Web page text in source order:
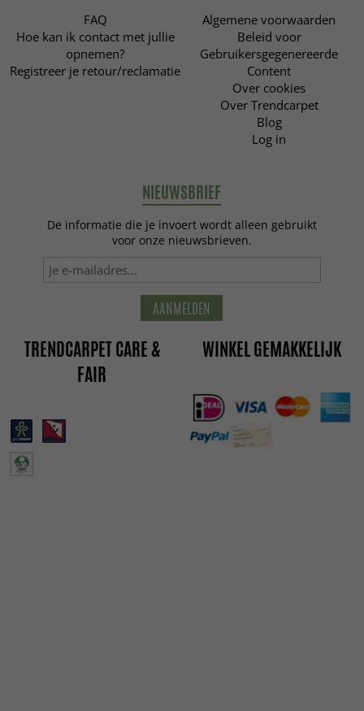
FAQ
Hoe kan ik contact met jullie
opnemen?
Registreer je retour/reclamatie
Algemene voorwaarden
Beleid voor
Gebruikersgegenereerde
Content
Over cookies
Over Trendcarpet
Blog
Log in
NIEUWSBRIEF
De informatie die je invoert wordt alleen gebruikt
voor onze nieuwsbrieven.
AANMELDEN
TRENDCARPET CARE &
FAIR
WINKEL GEMAKKELIJK